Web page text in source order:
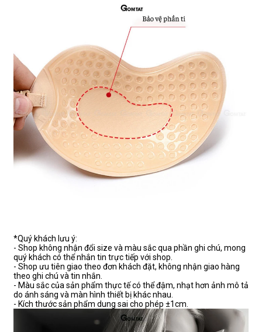
*Quý khách lưu ý:
- Shop không nhận đổi size và màu sắc qua phần ghi chú, mong
quý khách có thể nhắn tin trực tiếp với shop.
- Shop ưu tiên giao theo đơn khách đặt, không nhận giao hàng
theo ghi chú và tin nhắn.
- Màu sắc của sản phẩm thực tế có thể đậm, nhạt hơn ảnh mô tả
do ánh sáng và màn hình thiết bị khác nhau.
- Kích thước sản phẩm dung sai cho phép ±1cm.